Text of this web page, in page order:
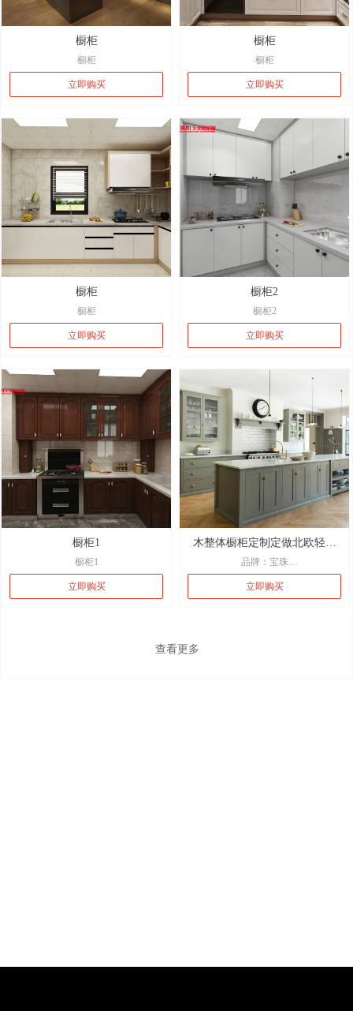
橱柜
橱柜
立即购买
橱柜
橱柜
立即购买
橱柜
橱柜
立即购买
橱柜2
橱柜2
立即购买
橱柜1
橱柜1
立即购买
木整体橱柜定制定做北欧轻奢
开放式厨房厨柜中岛台定制
品牌：宝珠
风格：北欧风格
形状：中岛形
立即购买
查看更多